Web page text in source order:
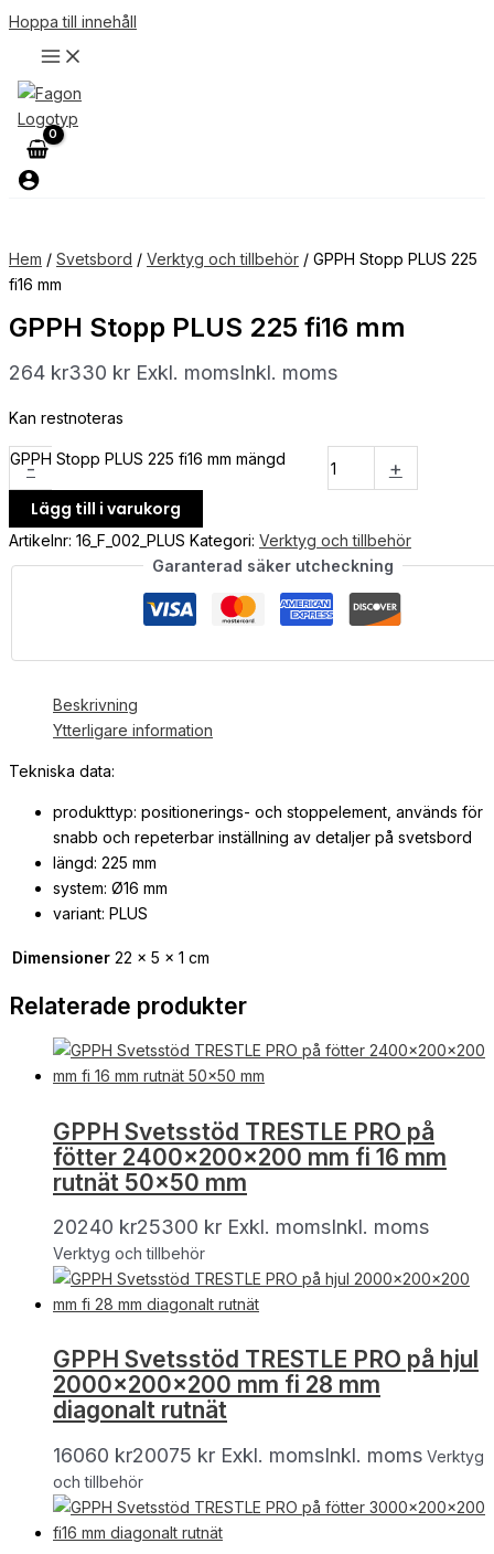
Hoppa till innehåll
Hem / Svetsbord / Verktyg och tillbehör / GPPH Stopp PLUS 225
fi16 mm
GPPH Stopp PLUS 225 fi16 mm
264 kr330 kr Exkl. momsInkl. moms
Kan restnoteras
-
GPPH Stopp PLUS 225 fi16 mm mängd +
Lägg till i varukorg
Artikelnr: 16_F_002_PLUS Kategori: Verktyg och tillbehör
Garanterad säker utcheckning
Beskrivning
Ytterligare information
Tekniska data:
produkttyp: positionerings- och stoppelement, används för
snabb och repeterbar inställning av detaljer på svetsbord
längd: 225 mm
system: Ø16 mm
variant: PLUS
Dimensioner 22 × 5 × 1 cm
Relaterade produkter
GPPH Svetsstöd TRESTLE PRO på
fötter 2400x200x200 mm fi 16 mm
rutnät 50×50 mm
20240 kr25300 kr Exkl. momsInkl. moms
Verktyg och tillbehör
GPPH Svetsstöd TRESTLE PRO på hjul
2000x200x200 mm fi 28 mm
diagonalt rutnät
16060 kr20075 kr Exkl. momsInkl. moms Verktyg
och tillbehör